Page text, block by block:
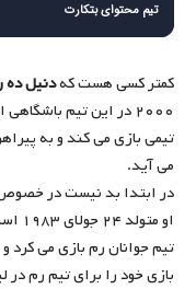
تیم محتوای بتکارت
کمتر کسی هست کهدنیل
تیمی بازی می کند و به
می آید.
در ابتدا بد نیست در
بازی خود را برای تیم رم در